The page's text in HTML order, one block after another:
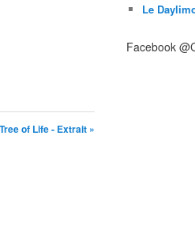
of Life - Extrait »
Le
Facebook